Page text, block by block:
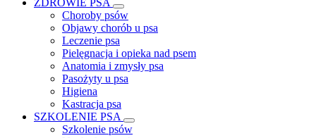
ZDROWIE PSA
Choroby psów
Objawy chorób u psa
Leczenie psa
Pielęgnacja i opieka nad psem
Anatomia i zmysły psa
Pasożyty u psa
Higiena
Kastracja psa
SZKOLENIE PSA
Szkolenie psów